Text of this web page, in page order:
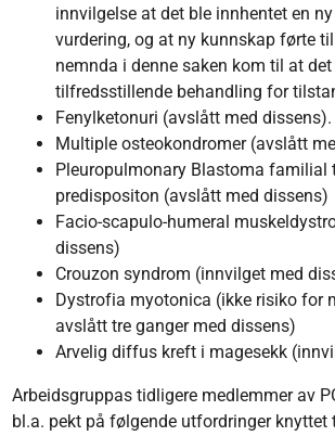
innvilgelse at det ble innhentet en
vurdering, og at ny kunnskap førte
nemnda i denne saken kom til at
tilfredsstillende behandling for
Fenylketonuri (avslått med dissens).
Multiple osteokondromer (avslått
Pleuropulmonary Blastoma familial
predispositon (avslått med dissens)
Facio-scapulo-humeral
dissens)
Crouzon syndrom (innvilget med
Dystrofia myotonica (ikke risiko for
avslått tre ganger med dissens)
Arvelig diffus kreft i magesekk
Arbeidsgruppas tidligere medlemmer av
bl.a. pekt på følgende utfordringer knyttet